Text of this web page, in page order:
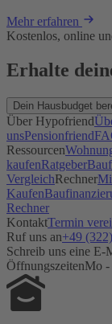
Mehr erfahren
Kostenlos, online
Erhalte
Dein Hausbudget
Über Hypofriend
unsPensionfriend
Ressourcen
kaufenRatgeber
VergleichRechner
Kaufen
Rechner
KontaktTermin
Ruf uns an+49
Schreib uns eine E-
ÖffnungszeitenMo -